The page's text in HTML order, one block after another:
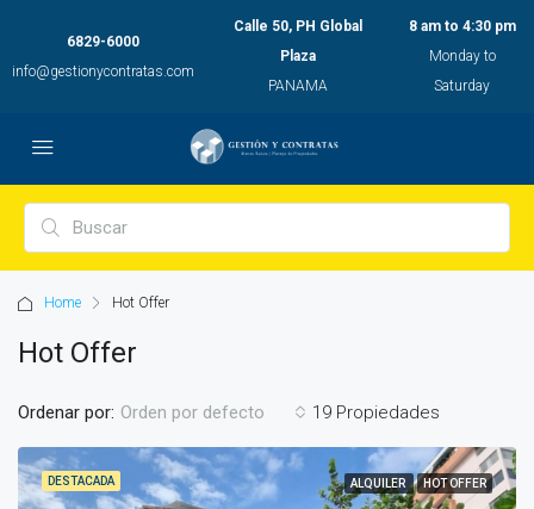
6829-6000
info@gestionycontratas.com
Calle 50, PH Global
Plaza
PANAMA
8 am to 4:30 pm
Monday to
Saturday
Home Hot Offer
Hot Offer
19 Propiedades
Ordenar por: Orden por defecto
DESTACADA ALQUILER HOT OFFER